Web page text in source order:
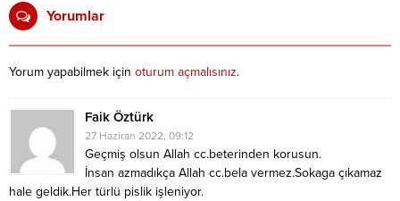
Yorumlar
Yorum yapabilmek için oturum açmalısınız.
Faik Öztürk
27 Haziran 2022, 09:12
Geçmiş olsun Allah cc.beterinden korusun.
İnsan azmadıkça Allah cc.bela vermez.Sokaga çıkamaz
hale geldik.Her türlü pislik işleniyor.